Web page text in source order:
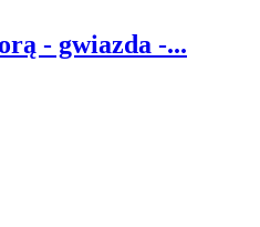
- gwiazda -...